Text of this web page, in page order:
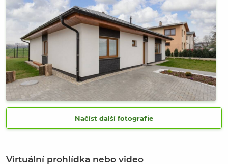
Načíst další fotografie
Virtuální prohlídka nebo video